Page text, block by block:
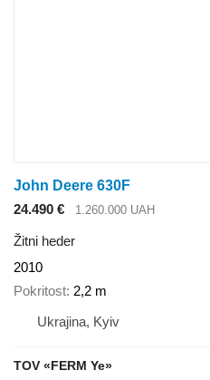
John Deere 630F
24.490 €
1.260.000 UAH
Žitni heder
2010
Pokritost 2,2 m
Ukrajina, Kyiv
TOV «FERM Ye»